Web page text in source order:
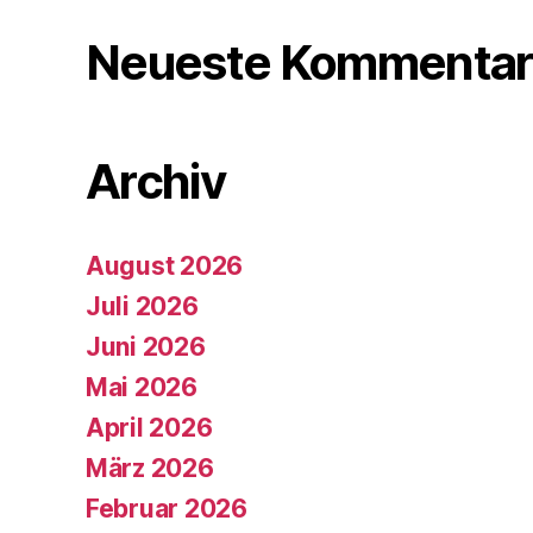
Neueste
Archiv
August 2026
Juli 2026
Juni 2026
Mai 2026
April 2026
März 2026
Februar 2026